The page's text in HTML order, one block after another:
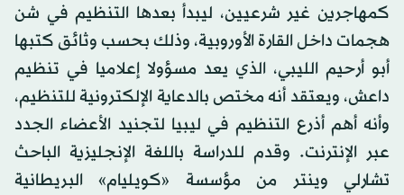
كمهاجرين غير شرعيين، ليبدأ بعدها التنظيم في شن
هجمات داخل القارة الأوروبية، وذلك بحسب وثائق كتبها
أبو أرحيم الليبي، الذي يعد مسؤولا إعلاميا في تنظيم
داعش، ويعتقد أنه مختص بالدعاية الإلكترونية للتنظيم،
وأنه أهم أذرع التنظيم في ليبيا لتجنيد الأعضاء الجدد
عبر الإنترنت. وقدم للدراسة باللغة الإنجليزية الباحث
تشارلي وينتر من مؤسسة «كويليام» البريطانية